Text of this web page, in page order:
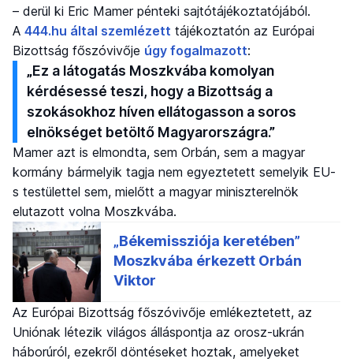
– derül ki Eric Mamer pénteki sajtótájékoztatójából.
A 444.hu által szemlézett tájékoztatón az Európai
Bizottság főszóvivője úgy fogalmazott:
„Ez a látogatás Moszkvába komolyan
kérdésessé teszi, hogy a Bizottság a
szokásokhoz híven ellátogasson a soros
elnökséget betöltő Magyarországra.”
Mamer azt is elmondta, sem Orbán, sem a magyar
kormány bármelyik tagja nem egyeztetett semelyik EU-
s testülettel sem, mielőtt a magyar miniszterelnök
elutazott volna Moszkvába.
Az Európai Bizottság főszóvivője emlékeztetett, az
Uniónak létezik világos álláspontja az orosz-ukrán
háborúról, ezekről döntéseket hoztak, amelyeket